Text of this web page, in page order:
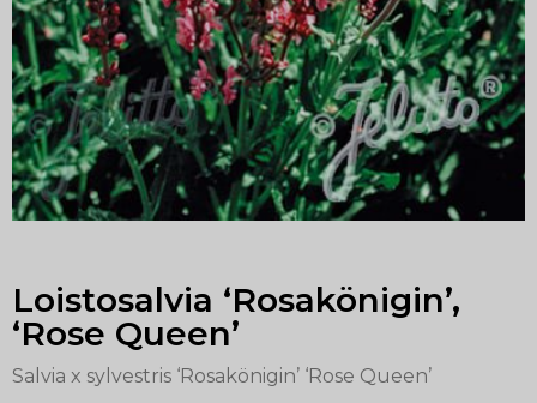
Loistosalvia ‘Rosakönigin’,
‘Rose Queen’
Salvia x sylvestris ‘Rosakönigin’ ‘Rose Queen’